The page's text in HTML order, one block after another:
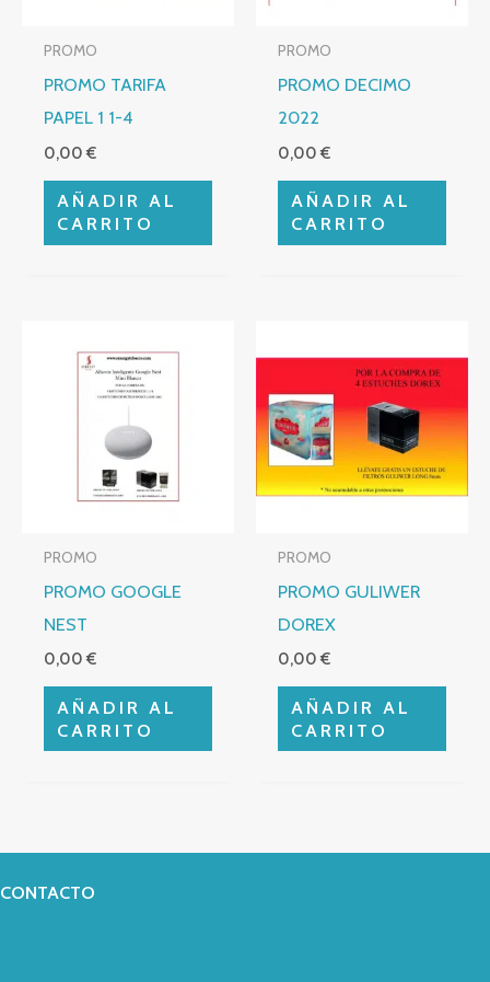
PROMO
PROMO TARIFA
PAPEL 1 1-4
0,00€
AÑADIR AL
CARRITO
PROMO
PROMO DECIMO
2022
0,00€
AÑADIR AL
CARRITO
PROMO
PROMO GOOGLE
NEST
0,00€
AÑADIR AL
CARRITO
PROMO
PROMO GULIWER
DOREX
0,00€
AÑADIR AL
CARRITO
CONTACTO